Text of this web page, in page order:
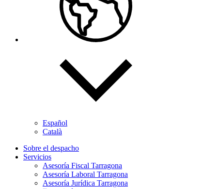
Español
Català
Sobre el despacho
Servicios
Asesoría Fiscal Tarragona
Asesoría Laboral Tarragona
Asesoría Jurídica Tarragona